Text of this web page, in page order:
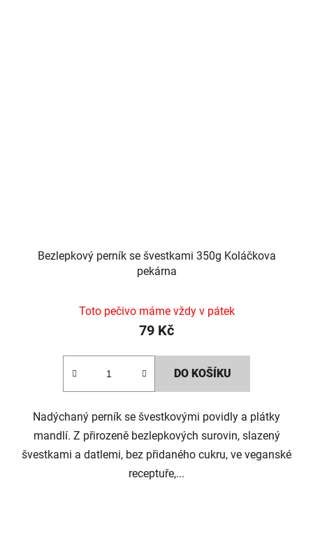
Bezlepkový perník se švestkami 350g Koláčkova
pekárna
Toto pečivo máme vždy v pátek
79 Kč
DO KOŠÍKU
Nadýchaný perník se švestkovými povidly a plátky
mandlí. Z přirozeně bezlepkových surovin, slazený
švestkami a datlemi, bez přidaného cukru, ve veganské
receptuře,...